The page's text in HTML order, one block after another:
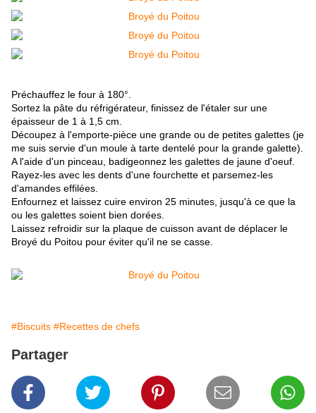
Préchauffez le four à 180°.
Sortez la pâte du réfrigérateur, finissez de l'étaler sur une
épaisseur de 1 à 1,5 cm.
Découpez à l'emporte-pièce une grande ou de petites galettes (je
me suis servie d'un moule à tarte dentelé pour la grande galette).
A l'aide d'un pinceau, badigeonnez les galettes de jaune d'oeuf.
Rayez-les avec les dents d'une fourchette et parsemez-les
d'amandes effilées.
Enfournez et laissez cuire environ 25 minutes, jusqu'à ce que la
ou les galettes soient bien dorées.
Laissez refroidir sur la plaque de cuisson avant de déplacer le
Broyé du Poitou pour éviter qu'il ne se casse.
#Biscuits #Recettes de chefs
Partager